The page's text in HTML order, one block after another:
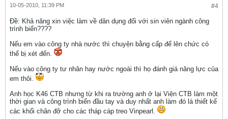
#4
10-05-2010, 11:39 PM
Ðề: Khả năng xin việc làm về dân dụng đối với sin viên ngành công
trình biển????
Nếu em vào công ty nhà nước thì chuyện bằng cấp để lên chức có
thể bị xét đến.
Nếu vào công ty tư nhân hay nước ngoài thì họ đánh giá năng lực của
em thôi.
Anh học K46 CTB nhưng từ khi ra trường anh ở lại Viện CTB làm một
thời gian và công trình biển đầu tay và duy nhất anh làm đó là thiết kế
các khối chân đỡ cho các tháp cáp treo Vinpearl.